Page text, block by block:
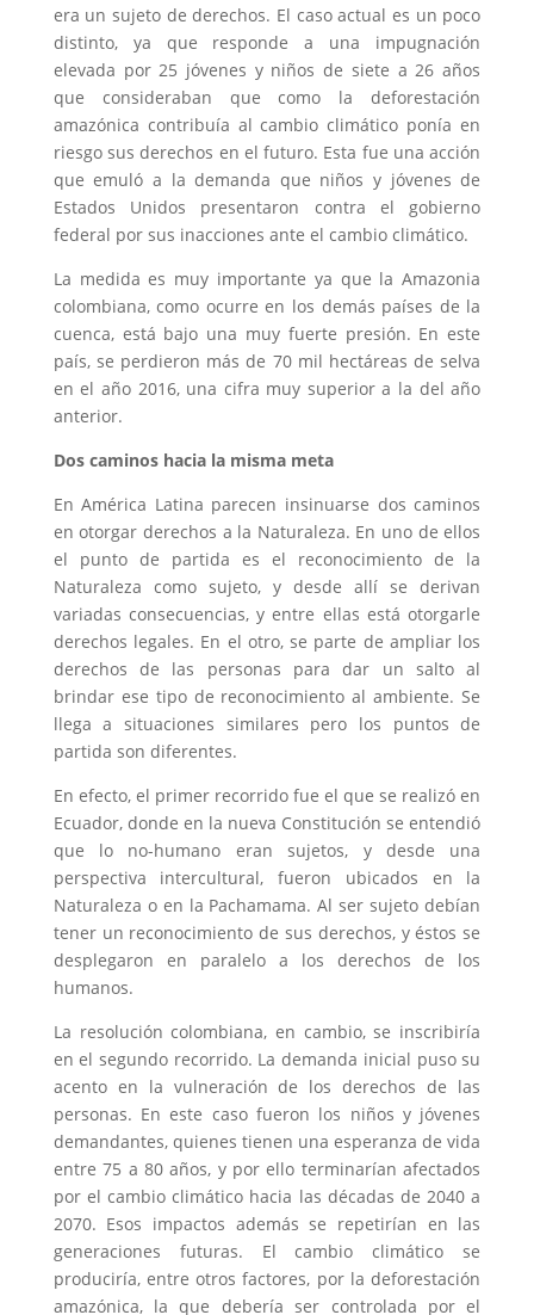
era un sujeto de derechos. El caso actual es un poco
distinto, ya que responde a una impugnación
elevada por 25 jóvenes y niños de siete a 26 años
que consideraban que como la deforestación
amazónica contribuía al cambio climático ponía en
riesgo sus derechos en el futuro. Esta fue una acción
que emuló a la demanda que niños y jóvenes de
Estados Unidos presentaron contra el gobierno
federal por sus inacciones ante el cambio climático.
La medida es muy importante ya que la Amazonia
colombiana, como ocurre en los demás países de la
cuenca, está bajo una muy fuerte presión. En este
país, se perdieron más de 70 mil hectáreas de selva
en el año 2016, una cifra muy superior a la del año
anterior.
Dos caminos hacia la misma meta
En América Latina parecen insinuarse dos caminos
en otorgar derechos a la Naturaleza. En uno de ellos
el punto de partida es el reconocimiento de la
Naturaleza como sujeto, y desde allí se derivan
variadas consecuencias, y entre ellas está otorgarle
derechos legales. En el otro, se parte de ampliar los
derechos de las personas para dar un salto al
brindar ese tipo de reconocimiento al ambiente. Se
llega a situaciones similares pero los puntos de
partida son diferentes.
En efecto, el primer recorrido fue el que se realizó en
Ecuador, donde en la nueva Constitución se entendió
que lo no-humano eran sujetos, y desde una
perspectiva intercultural, fueron ubicados en la
Naturaleza o en la Pachamama. Al ser sujeto debían
tener un reconocimiento de sus derechos, y éstos se
desplegaron en paralelo a los derechos de los
humanos.
La resolución colombiana, en cambio, se inscribiría
en el segundo recorrido. La demanda inicial puso su
acento en la vulneración de los derechos de las
personas. En este caso fueron los niños y jóvenes
demandantes, quienes tienen una esperanza de vida
entre 75 a 80 años, y por ello terminarían afectados
por el cambio climático hacia las décadas de 2040 a
2070. Esos impactos además se repetirían en las
generaciones futuras. El cambio climático se
produciría, entre otros factores, por la deforestación
amazónica, la que debería ser controlada por el